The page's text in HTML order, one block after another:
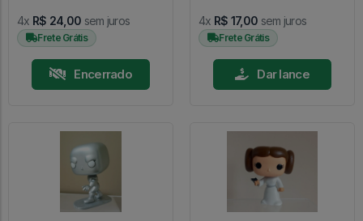
4x R$ 24,00 sem juros
Frete Grátis
Encerrado
4x R$ 17,00 sem juros
Frete Grátis
Dar lance